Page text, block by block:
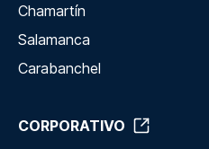
Chamartín
Salamanca
Carabanchel
CORPORATIVO